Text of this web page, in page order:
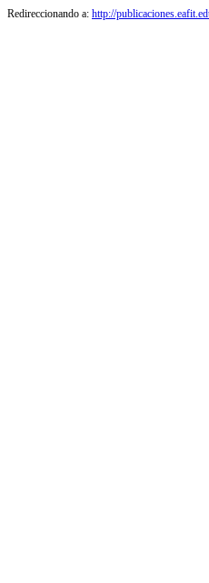
Redireccionando a: http://